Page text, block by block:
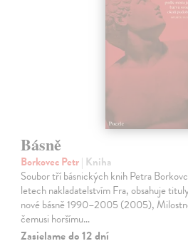
Básně
Borkovec Petr| Kniha
Soubor tří básnických knih Petra
letech nakladatelstvím Fra, obsahuje
nové básně 1990–2005 (2005),
čemusi horšímu…
Zasielame do 12 dní